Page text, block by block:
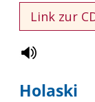
Link zur
Holaski